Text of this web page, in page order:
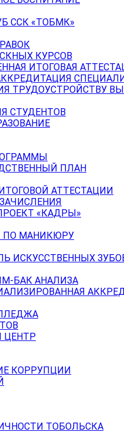
ССК «ТОБМК»
КУРСОВ
ИТОГОВАЯ
ТРУДОУСТРОЙСТВУ
СТУДЕНТОВ
ПЛАН
АТТЕСТАЦИИ
«КАДРЫ»
ПО МАНИКЮРУ
ИСКУССТВЕННЫХ
БАК АНАЛИЗА
ЦЕНТР
КОРРУПЦИИ
ТОБОЛЬСКА